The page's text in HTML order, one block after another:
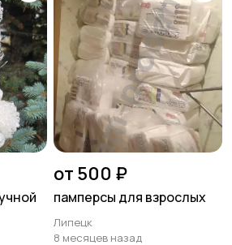
от 500 ₽
памперсы для взрослых
Липецк
8 месяцев назад